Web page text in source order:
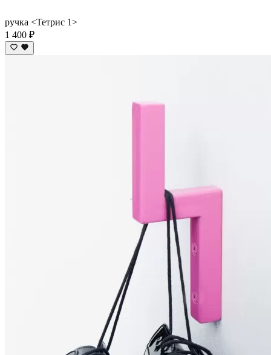
ручка <Тетрис 1>
1 400 ₽